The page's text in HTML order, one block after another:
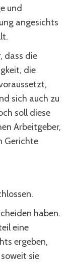
und
angesichts
dass die
die
sich auch zu
soll diese
Arbeitgeber,
Gerichte
haben.
eine
ergeben,
sie